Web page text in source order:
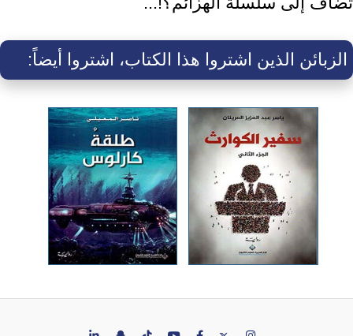
الزبائن الذين اشتروا هذا الكتاب، اشتروا أيضاً: